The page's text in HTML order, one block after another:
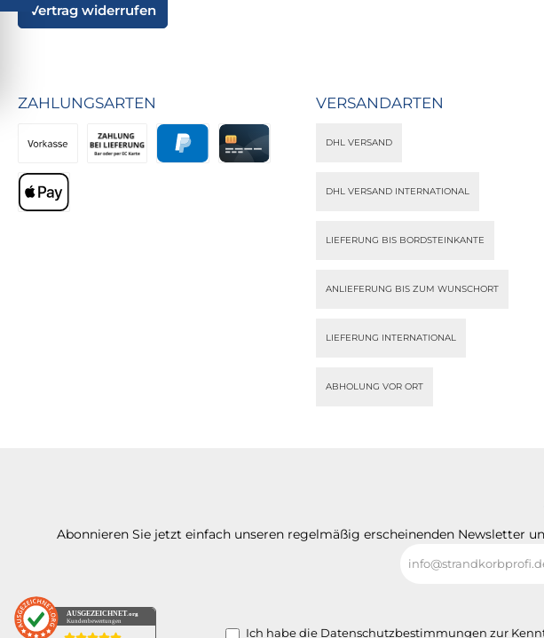
AUSGEZEICHNET.org
Kundenbewertungen
Vertrag widerrufen
ZAHLUNGSARTEN
Vorkasse
VERSANDARTEN
DHL VERSAND
DHL VERSAND INTERNATIONAL
LIEFERUNG BIS BORDSTEINKANTE
ANLIEFERUNG BIS ZUM WUNSCHORT
LIEFERUNG INTERNATIONAL
ABHOLUNG VOR ORT
Abonnieren Sie jetzt einfach unseren regelmäßig erscheinenden Newsletter
Mail-
Ich habe die Datenschutzbestimmungen zur